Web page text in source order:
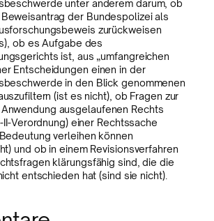
unter anderem darum, ob
der Bundespolizei als
zurückweisen
ob es Aufgabe des
ist, aus „umfangreichen
Entscheidungen einen in der
in den Blick genommenen
(ist es nicht), ob Fragen zur
ausgelaufenen Rechts
II-Verordnung) einer Rechtssache
verleihen können
und ob in einem Revisionsverfahren
klärungsfähig sind, die die
entschieden hat (sind sie nicht).